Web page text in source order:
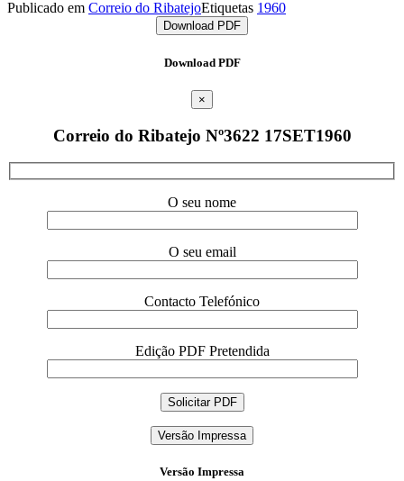
Publicado em Correio do RibatejoEtiquetas 1960
Download PDF
Download PDF
×
Correio do Ribatejo Nº3622 17SET1960
O seu nome
O seu email
Contacto Telefónico
Edição PDF Pretendida
Versão Impressa
Versão Impressa